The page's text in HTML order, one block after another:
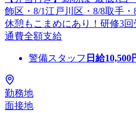
飾区・8/1江戸川区・8/8取手
休憩もこまめにあり！研修3
通費全額支給
警備スタッフ 日給10,500
勤務地
面接地